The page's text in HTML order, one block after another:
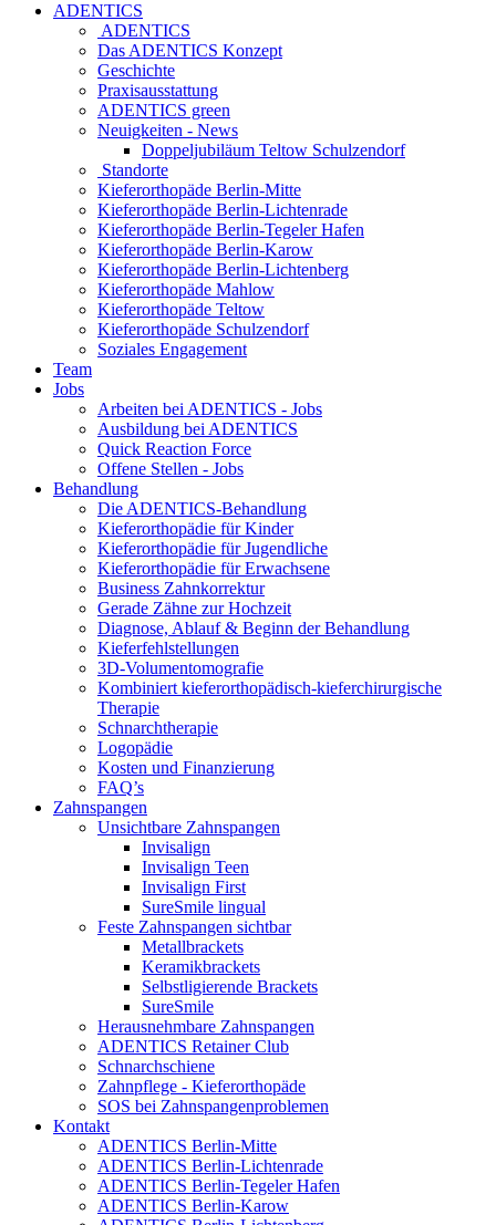
ADENTICS
ADENTICS
Das ADENTICS Konzept
Geschichte
Praxisausstattung
ADENTICS green
Neuigkeiten - News
Doppeljubiläum Teltow Schulzendorf
Standorte
Kieferorthopäde Berlin-Mitte
Kieferorthopäde Berlin-Lichtenrade
Kieferorthopäde Berlin-Tegeler Hafen
Kieferorthopäde Berlin-Karow
Kieferorthopäde Berlin-Lichtenberg
Kieferorthopäde Mahlow
Kieferorthopäde Teltow
Kieferorthopäde Schulzendorf
Soziales Engagement
Team
Jobs
Arbeiten bei ADENTICS - Jobs
Ausbildung bei ADENTICS
Quick Reaction Force
Offene Stellen - Jobs
Behandlung
Die ADENTICS-Behandlung
Kieferorthopädie für Kinder
Kieferorthopädie für Jugendliche
Kieferorthopädie für Erwachsene
Business Zahnkorrektur
Gerade Zähne zur Hochzeit
Diagnose, Ablauf & Beginn der Behandlung
Kieferfehlstellungen
3D-Volumentomografie
Kombiniert kieferorthopädisch-kieferchirurgische
Therapie
Schnarchtherapie
Logopädie
Kosten und Finanzierung
FAQ’s
Zahnspangen
Unsichtbare Zahnspangen
Invisalign
Invisalign Teen
Invisalign First
SureSmile lingual
Feste Zahnspangen sichtbar
Metallbrackets
Keramikbrackets
Selbstligierende Brackets
SureSmile
Herausnehmbare Zahnspangen
ADENTICS Retainer Club
Schnarchschiene
Zahnpflege - Kieferorthopäde
SOS bei Zahnspangenproblemen
Kontakt
ADENTICS Berlin-Mitte
ADENTICS Berlin-Lichtenrade
ADENTICS Berlin-Tegeler Hafen
ADENTICS Berlin-Karow